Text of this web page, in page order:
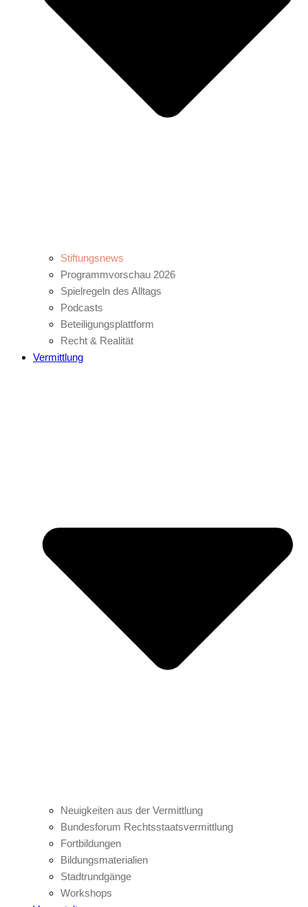
Stiftungsnews
Programmvorschau 2026
Spielregeln des Alltags
Podcasts
Beteiligungsplattform
Recht & Realität
Vermittlung
Neuigkeiten aus der Vermittlung
Bundesforum Rechtsstaatsvermittlung
Fortbildungen
Bildungsmaterialien
Stadtrundgänge
Workshops